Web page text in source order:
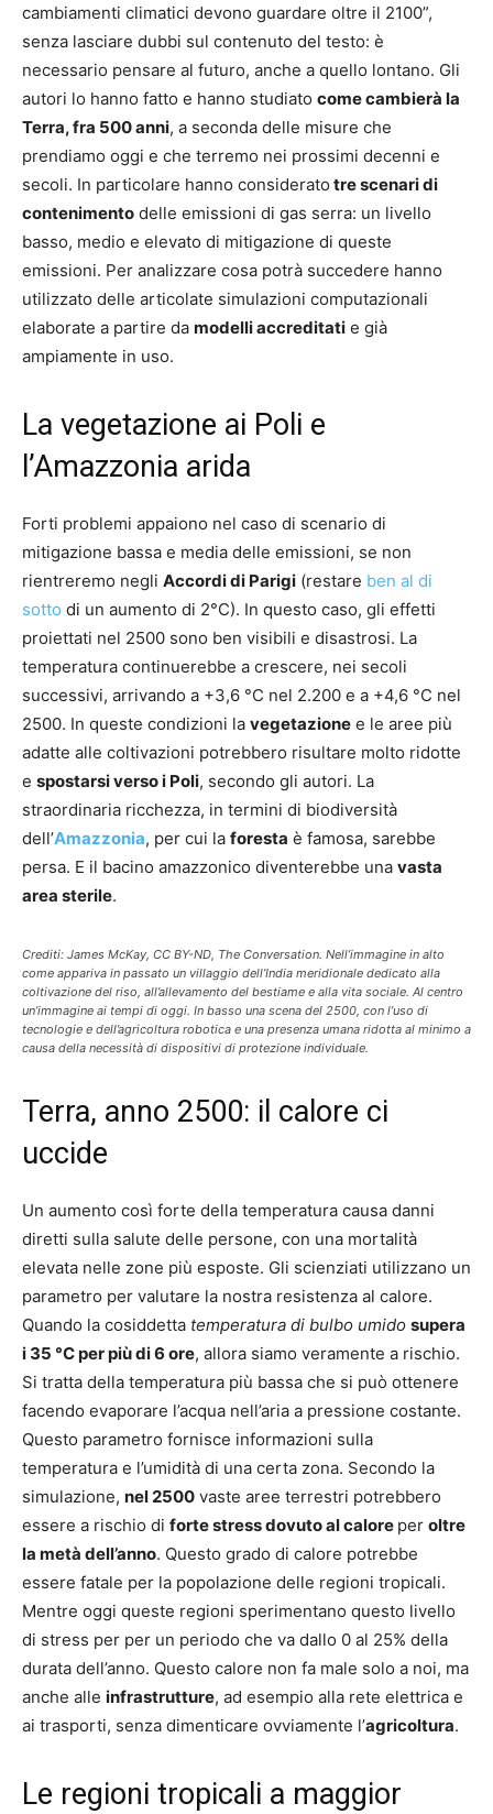
cambiamenti climatici devono guardare oltre il 2100”,
senza lasciare dubbi sul contenuto del testo: è
necessario pensare al futuro, anche a quello lontano. Gli
autori lo hanno fatto e hanno studiato come cambierà la
Terra, fra 500 anni, a seconda delle misure che
prendiamo oggi e che terremo nei prossimi decenni e
secoli. In particolare hanno considerato tre scenari di
contenimento delle emissioni di gas serra: un livello
basso, medio e elevato di mitigazione di queste
emissioni. Per analizzare cosa potrà succedere hanno
utilizzato delle articolate simulazioni computazionali
elaborate a partire da modelli accreditati e già
ampiamente in uso.
La vegetazione ai Poli e
l’Amazzonia arida
Forti problemi appaiono nel caso di scenario di
mitigazione bassa e media delle emissioni, se non
rientreremo negli Accordi di Parigi (restare ben al di
sotto di un aumento di 2°C). In questo caso, gli effetti
proiettati nel 2500 sono ben visibili e disastrosi. La
temperatura continuerebbe a crescere, nei secoli
successivi, arrivando a +3,6 °C nel 2.200 e a +4,6 °C nel
2500. In queste condizioni la vegetazione e le aree più
adatte alle coltivazioni potrebbero risultare molto ridotte
e spostarsi verso i Poli, secondo gli autori. La
straordinaria ricchezza, in termini di biodiversità
dell’Amazzonia, per cui la foresta è famosa, sarebbe
persa. E il bacino amazzonico diventerebbe una vasta
area sterile.
Crediti: James McKay, CC BY-ND, The Conversation. Nell’immagine in alto
come appariva in passato un villaggio dell’India meridionale dedicato alla
coltivazione del riso, all’allevamento del bestiame e alla vita sociale. Al centro
un’immagine ai tempi di oggi. In basso una scena del 2500, con l’uso di
tecnologie e dell’agricoltura robotica e una presenza umana ridotta al minimo a
causa della necessità di dispositivi di protezione individuale.
Terra, anno 2500: il calore ci
uccide
Un aumento così forte della temperatura causa danni
diretti sulla salute delle persone, con una mortalità
elevata nelle zone più esposte. Gli scienziati utilizzano un
parametro per valutare la nostra resistenza al calore.
Quando la cosiddetta temperatura di bulbo umido supera
i 35 °C per più di 6 ore, allora siamo veramente a rischio.
Si tratta della temperatura più bassa che si può ottenere
facendo evaporare l’acqua nell’aria a pressione costante.
Questo parametro fornisce informazioni sulla
temperatura e l’umidità di una certa zona. Secondo la
simulazione, nel 2500 vaste aree terrestri potrebbero
essere a rischio di forte stress dovuto al calore per oltre
la metà dell’anno. Questo grado di calore potrebbe
essere fatale per la popolazione delle regioni tropicali.
Mentre oggi queste regioni sperimentano questo livello
di stress per per un periodo che va dallo 0 al 25% della
durata dell’anno. Questo calore non fa male solo a noi, ma
anche alle infrastrutture, ad esempio alla rete elettrica e
ai trasporti, senza dimenticare ovviamente l’agricoltura.
Le regioni tropicali a maggior